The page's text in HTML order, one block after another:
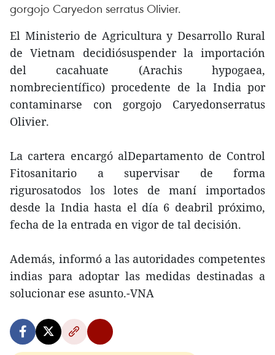
gorgojo Caryedon serratus Olivier.
El Ministerio de Agricultura y Desarrollo Rural
de Vietnam decidiósuspender la importación
del cacahuate (Arachis hypogaea,
nombrecientífico) procedente de la India por
contaminarse con gorgojo Caryedonserratus
Olivier.
La cartera encargó alDepartamento de Control
Fitosanitario a supervisar de forma
rigurosatodos los lotes de maní importados
desde la India hasta el día 6 deabril próximo,
fecha de la entrada en vigor de tal decisión.
Además, informó a las autoridades competentes
indias para adoptar las medidas destinadas a
solucionar ese asunto.-VNA